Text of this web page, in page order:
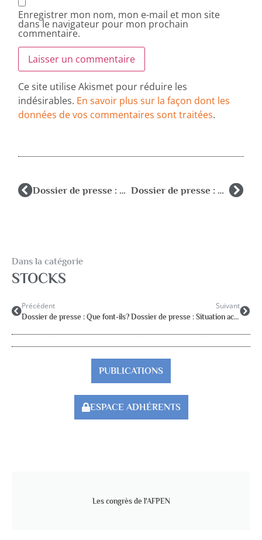
Enregistrer mon nom, mon e-mail et mon site
dans le navigateur pour mon prochain
commentaire.
Ce site utilise Akismet pour réduire les
indésirables. En savoir plus sur la façon dont les
données de vos commentaires sont traitées.
Dossier de presse : Que font-ils? Dossier de presse : Situation actuelle
Dans la catégorie
STOCKS
Précédent
Dossier de presse : Que font-ils?
Suivant
Dossier de presse : Situation actuelle
PUBLICATIONS
ESPACE ADHÉRENTS
Les congrès de l'AFPEN